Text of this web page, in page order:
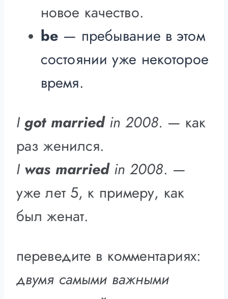
новое качество.
be — пребывание в этом
состоянии уже некоторое
время.
Igot marriedin 2008. — как
раз женился.
I was marriedin 2008. —
уже лет 5, к примеру, как
был женат.
переведите в комментариях:
двумя самыми важными